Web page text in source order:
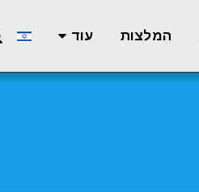
המלצות עוד